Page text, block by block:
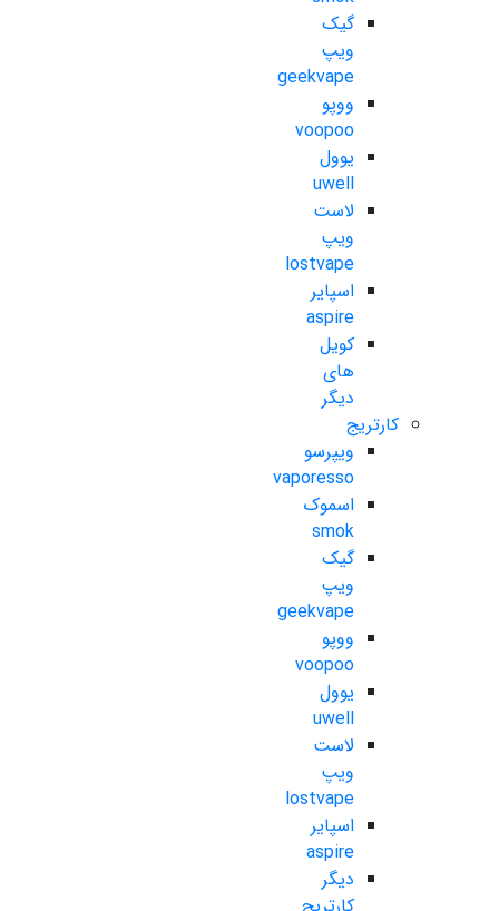
گیک
ویپ
geekvape
ووپو
voopoo
یوول
uwell
لاست
ویپ
lostvape
اسپایر
aspire
کویل
های
دیگر
کارتریج
ویپرسو
vaporesso
اسموک
smok
گیک
ویپ
geekvape
ووپو
voopoo
یوول
uwell
لاست
ویپ
lostvape
اسپایر
aspire
دیگر